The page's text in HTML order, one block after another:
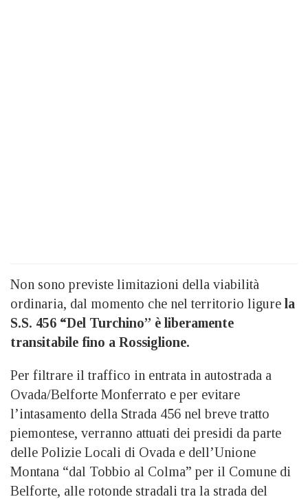
Non sono previste limitazioni della viabilità
ordinaria, dal momento che nel territorio ligure la
S.S. 456 “Del Turchino” è liberamente
transitabile fino a Rossiglione.
Per filtrare il traffico in entrata in autostrada a
Ovada/Belforte Monferrato e per evitare
l’intasamento della Strada 456 nel breve tratto
piemontese, verranno attuati dei presidi da parte
delle Polizie Locali di Ovada e dell’Unione
Montana “dal Tobbio al Colma” per il Comune di
Belforte, alle rotonde stradali tra la strada del